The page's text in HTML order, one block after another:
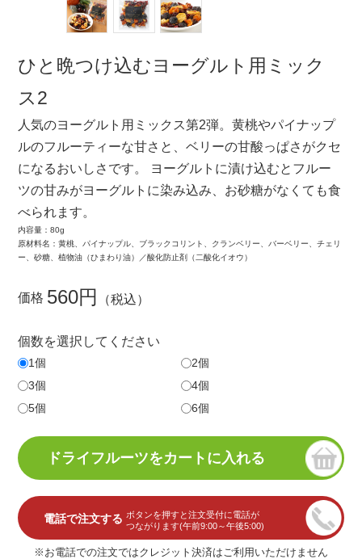
ひと晩つけ込むヨーグルト用ミック
ス2
人気のヨーグルト用ミックス第2弾。黄桃やパイナップ
ルのフルーティーな甘さと、ベリーの甘酸っぱさがクセ
になるおいしさです。 ヨーグルトに漬け込むとフルー
ツの甘みがヨーグルトに染み込み、お砂糖がなくても食
べられます。
内容量：80g
原材料名：黄桃、パイナップル、ブラックコリント、クランベリー、バーベリー、チェリ
ー、砂糖、植物油（ひまわり油）／酸化防止剤（二酸化イオウ）
価格 560円 （税込）
個数を選択してください
1個
2個
3個
4個
5個
6個
電話で注文する ボタンを押すと注文受付に電話が
つながります(午前9:00～午後5:00)
※お電話での注文ではクレジット決済はご利用いただけません